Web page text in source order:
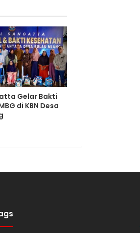
Gelar Bakti
di KBN Desa